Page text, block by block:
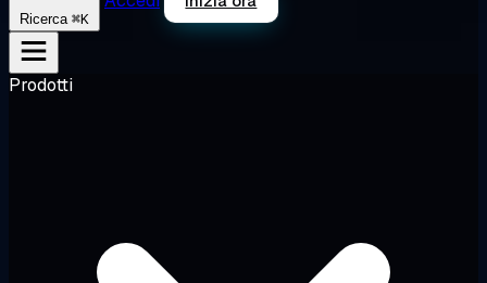
Ricerca ⌘K
Prodotti